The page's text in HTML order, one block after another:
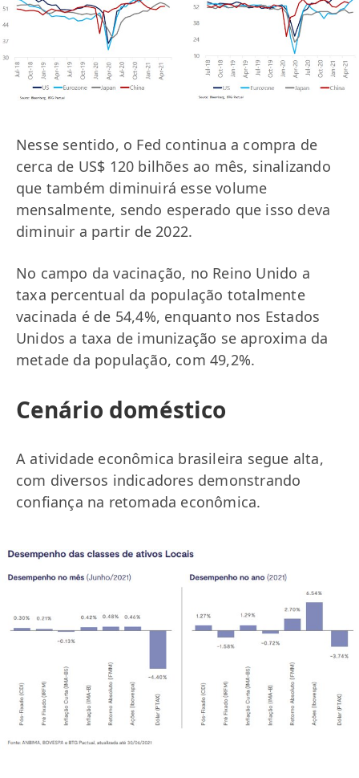
Nesse sentido, o Fed continua a compra de
cerca de US$ 120 bilhões ao mês, sinalizando
que também diminuirá esse volume
mensalmente, sendo esperado que isso deva
diminuir a partir de 2022.
No campo da vacinação, no Reino Unido a
taxa percentual da população totalmente
vacinada é de 54,4%, enquanto nos Estados
Unidos a taxa de imunização se aproxima da
metade da população, com 49,2%.
Cenário doméstico
A atividade econômica brasileira segue alta,
com diversos indicadores demonstrando
confiança na retomada econômica.